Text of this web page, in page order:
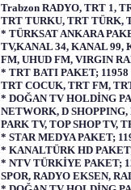
Trabzon RADYO, TRT 1,
TRT TURKU, TRT TÜRK,
* TÜRKSAT ANKARA
TV,KANAL 34, KANAL 99,
FM, UHUD FM, VIRGIN
* TRT BATI PAKET; 11958
TRT COCUK, TRT FM,
* DOĞAN TV HOLDİNG
NETWORK, D
PARK TV, TOP SHOP TV,
* STAR MEDYA PAKET;
* KANALTÜRK HD
* NTV TÜRKİYE PAKET;
SPOR, RADYO EKSEN,